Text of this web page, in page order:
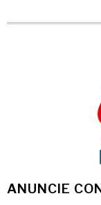
ANUNCIE